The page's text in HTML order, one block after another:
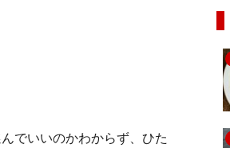
でいいのかわからず、ひた